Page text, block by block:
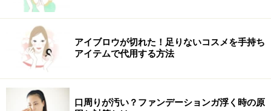
アイブロウが切れた！足りないコスメを手持ち
アイテムで代用する方法
口周りが汚い？ファンデーションガ浮く時の原